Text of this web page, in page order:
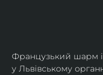
Французький шарм
у Львівському